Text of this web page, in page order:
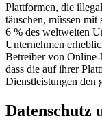
Plattformen, die
täuschen, müssen mit
6 % des weltweiten
Unternehmen
Betreiber von
dass die auf ihrer
Dienstleistungen den
Datenschutz